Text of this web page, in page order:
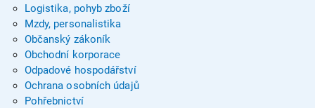
Logistika, pohyb zboží
Mzdy, personalistika
Občanský zákoník
Obchodní korporace
Odpadové hospodářství
Ochrana osobních údajů
Pohřebnictví